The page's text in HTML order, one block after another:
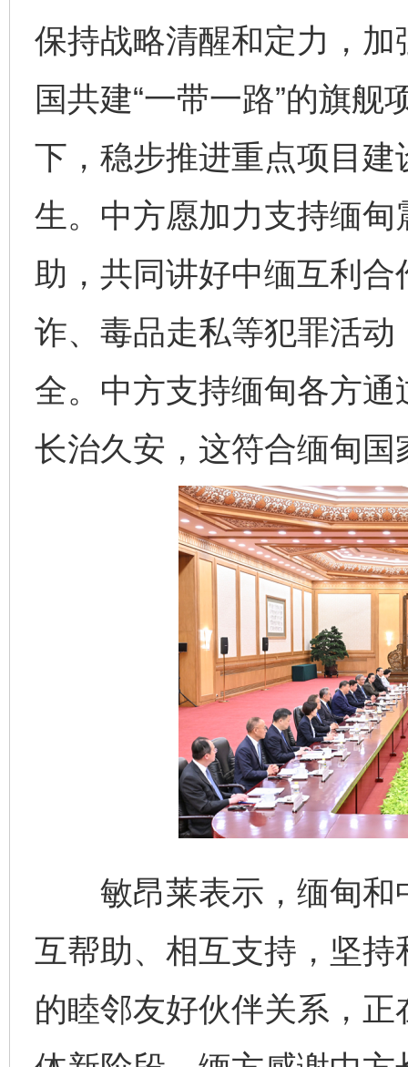
保持战略清醒和定力，
国共建“一带一路”的旗
下，稳步推进重点项目
生。中方愿加力支持缅甸
助，共同讲好中缅互利
诈、毒品走私等犯罪活
全。中方支持缅甸各方
长治久安，这符合缅甸
敏昂莱表示，缅甸和
互帮助、相互支持，坚
的睦邻友好伙伴关系，